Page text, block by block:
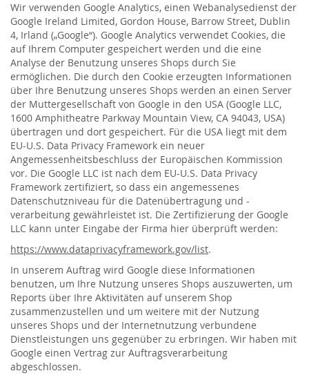
Wir verwenden Google Analytics, einen Webanalysedienst der
Google Ireland Limited, Gordon House, Barrow Street, Dublin
4, Irland („Google“). Google Analytics verwendet Cookies, die
auf Ihrem Computer gespeichert werden und die eine
Analyse der Benutzung unseres Shops durch Sie
ermöglichen. Die durch den Cookie erzeugten Informationen
über Ihre Benutzung unseres Shops werden an einen Server
der Muttergesellschaft von Google in den USA (Google LLC,
1600 Amphitheatre Parkway Mountain View, CA 94043, USA)
übertragen und dort gespeichert. Für die USA liegt mit dem
EU-U.S. Data Privacy Framework ein neuer
Angemessenheitsbeschluss der Europäischen Kommission
vor. Die Google LLC ist nach dem EU-U.S. Data Privacy
Framework zertifiziert, so dass ein angemessenes
Datenschutzniveau für die Datenübertragung und -
verarbeitung gewährleistet ist. Die Zertifizierung der Google
LLC kann unter Eingabe der Firma hier überprüft werden:
https://www.dataprivacyframework.gov/list.
In unserem Auftrag wird Google diese Informationen
benutzen, um Ihre Nutzung unseres Shops auszuwerten, um
Reports über Ihre Aktivitäten auf unserem Shop
zusammenzustellen und um weitere mit der Nutzung
unseres Shops und der Internetnutzung verbundene
Dienstleistungen uns gegenüber zu erbringen. Wir haben mit
Google einen Vertrag zur Auftragsverarbeitung
abgeschlossen.